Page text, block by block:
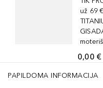
už 69
0,00 €
PAPILDOMA INFORMACIJA